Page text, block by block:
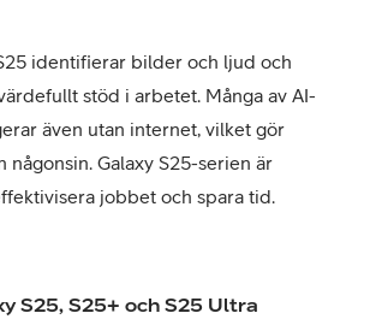
identifierar bilder och ljud och
stöd i arbetet. Många av AI-
även utan internet, vilket gör
någonsin. Galaxy S25-serien är
jobbet och spara tid.
S25, S25+ och S25 Ultra